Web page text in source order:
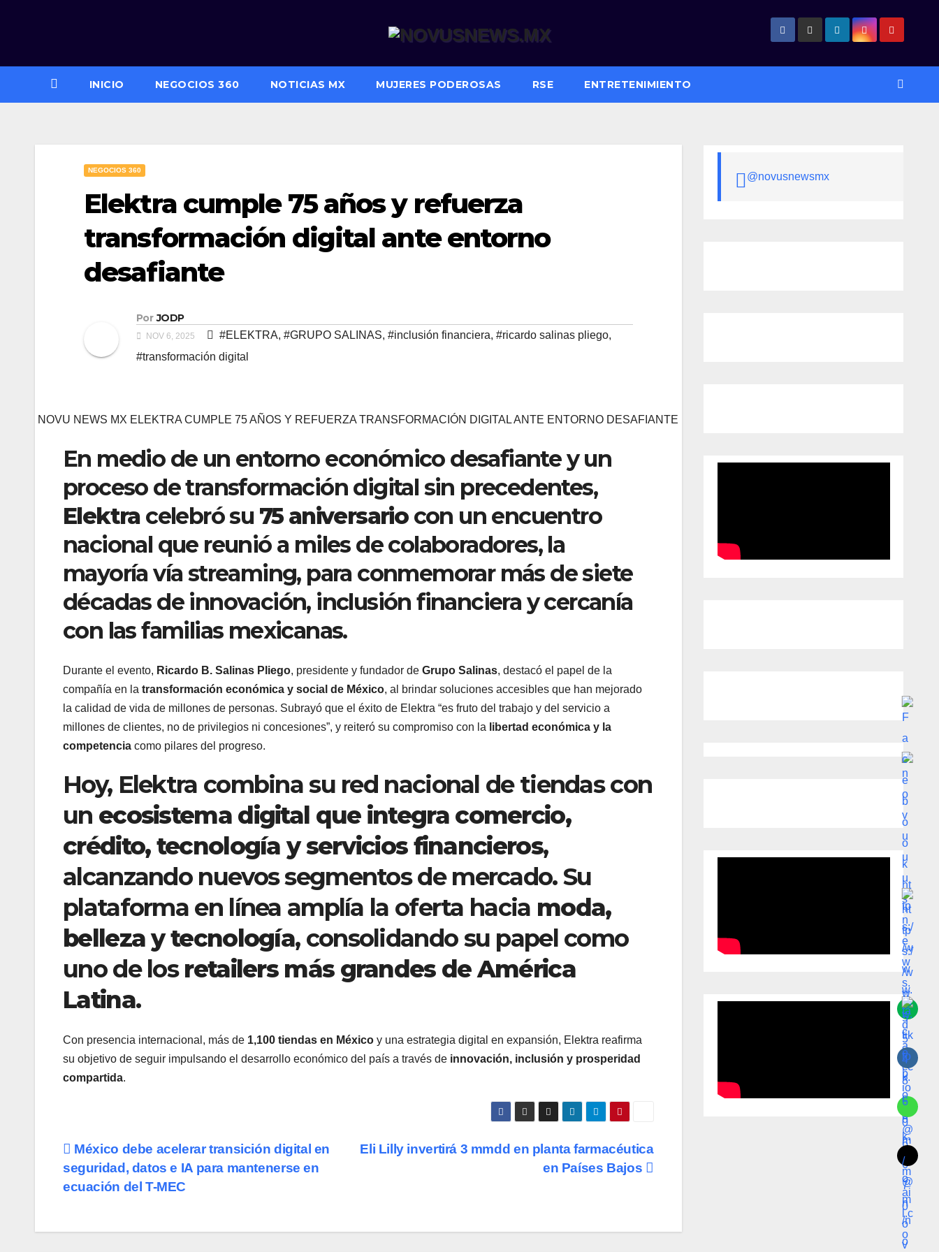
INICIO NEGOCIOS 360 NOTICIAS MX MUJERES PODEROSAS RSE ENTRETENIMIENTO
NEGOCIOS 360
Elektra cumple 75 años y refuerza
transformación digital ante entorno
desafiante
Por JODP
NOV 6, 2025 #ELEKTRA, #GRUPO SALINAS, #inclusión financiera, #ricardo salinas pliego,
#transformación digital
NOVU NEWS MX ELEKTRA CUMPLE 75 AÑOS Y REFUERZA TRANSFORMACIÓN DIGITAL ANTE ENTORNO DESAFIANTE
En medio de un entorno económico desafiante y un
proceso de transformación digital sin precedentes,
Elektracelebró su 75 aniversariocon un encuentro
nacional que reunió a miles de colaboradores, la
mayoría vía streaming, para conmemorar más de siete
décadas de innovación, inclusión financiera y cercanía
con las familias mexicanas.
Durante el evento, Ricardo B. Salinas Pliego, presidente y fundador de Grupo Salinas, destacó el papel de la
compañía en la transformación económica y social de México, al brindar soluciones accesibles que han mejorado
la calidad de vida de millones de personas. Subrayó que el éxito de Elektra “es fruto del trabajo y del servicio a
millones de clientes, no de privilegios ni concesiones”, y reiteró su compromiso con la libertad económica y la
competencia como pilares del progreso.
Hoy, Elektra combina su red nacional de tiendas con
un ecosistema digital que integra comercio,
crédito, tecnología y servicios financieros,
alcanzando nuevos segmentos de mercado. Su
plataforma en línea amplía la oferta hacia moda,
belleza y tecnología, consolidando su papel como
uno de losretailers más grandes de América
Latina.
Con presencia internacional, más de 1,100 tiendas en México y una estrategia digital en expansión, Elektra reafirma
su objetivo de seguir impulsando el desarrollo económico del país a través de innovación, inclusión y prosperidad
compartida.
Navegación
de
Eli Lilly invertirá 3 mmdd en planta farmacéutica
en Países Bajos
México debe acelerar transición digital en
seguridad, datos e IA para mantenerse en
ecuación del T-MEC
@novusnewsmx